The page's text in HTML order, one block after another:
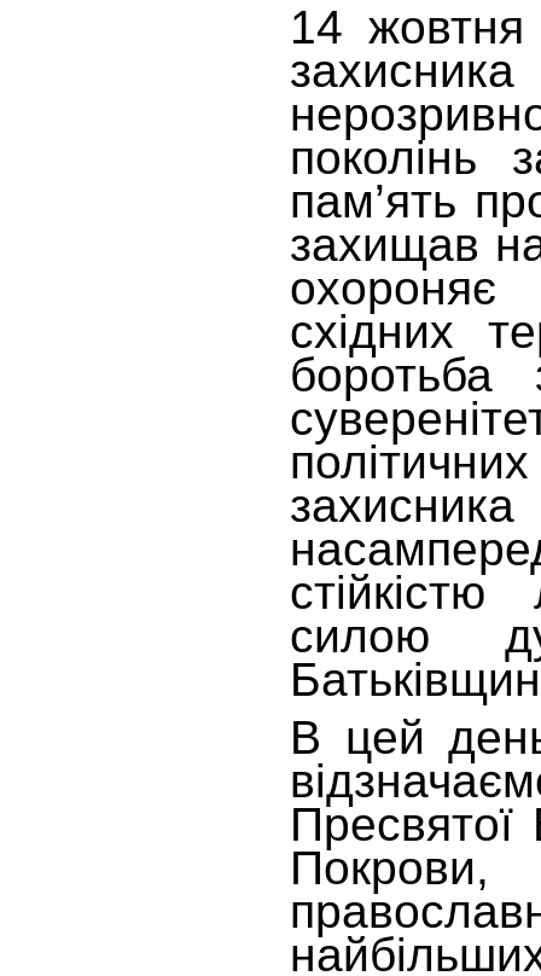
14
поколінь
пам’ять
захищав
східних
боротьба
силою
В цей
Пресвятої